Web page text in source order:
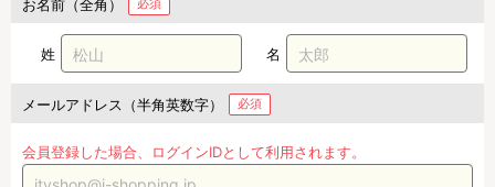
お名前（全角） 必須
姓 名
メールアドレス（半角英数字） 必須
会員登録した場合、ログインIDとして利用されます。